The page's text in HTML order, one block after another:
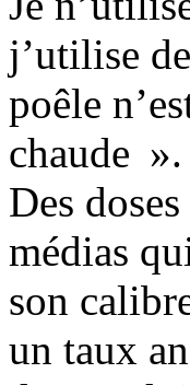
j’utilise
poêle
chaude ».
Des
médias
son
un taux